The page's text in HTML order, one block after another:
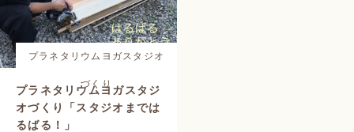
プラネタリウムヨガスタジオ
づくり
プラネタリウムヨガスタジ
オづくり「スタジオまでは
るばる！」